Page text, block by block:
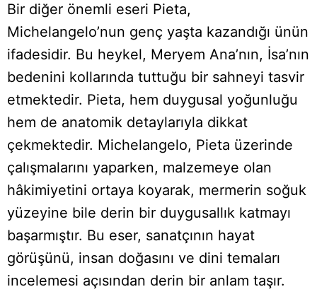
Bir diğer önemli eseri Pieta,
Michelangelo’nun genç yaşta kazandığı ünün
ifadesidir. Bu heykel, Meryem Ana’nın, İsa’nın
bedenini kollarında tuttuğu bir sahneyi tasvir
etmektedir. Pieta, hem duygusal yoğunluğu
hem de anatomik detaylarıyla dikkat
çekmektedir. Michelangelo, Pieta üzerinde
çalışmalarını yaparken, malzemeye olan
hâkimiyetini ortaya koyarak, mermerin soğuk
yüzeyine bile derin bir duygusallık katmayı
başarmıştır. Bu eser, sanatçının hayat
görüşünü, insan doğasını ve dini temaları
incelemesi açısından derin bir anlam taşır.